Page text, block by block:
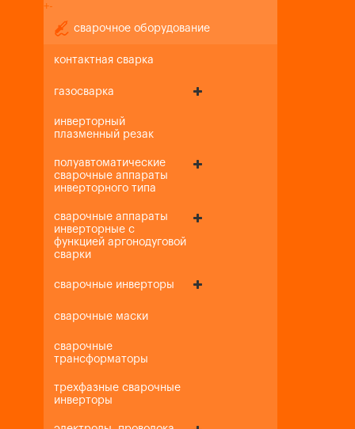
+-
сварочное оборудование
контактная сварка
газосварка
инверторный
плазменный резак
полуавтоматические
сварочные аппараты
инверторного типа
сварочные аппараты
инверторные с
функцией аргонодуговой
сварки
сварочные инверторы
сварочные маски
сварочные
трансформаторы
трехфазные сварочные
инверторы